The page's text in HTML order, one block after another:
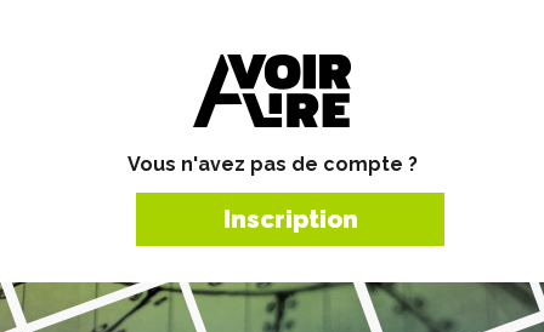
Vous n'avez pas de compte ?
Inscription